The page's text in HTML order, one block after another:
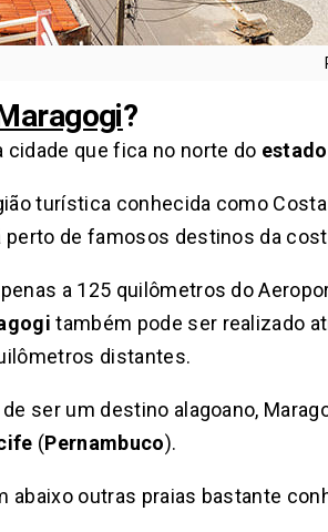
?
cidade que fica no norte do
turística conhecida como
perto de famosos destinos da
a 125 quilômetros do
também pode ser realizado
distantes.
de ser um destino alagoano,
(Pernambuco).
abaixo outras praias bastante